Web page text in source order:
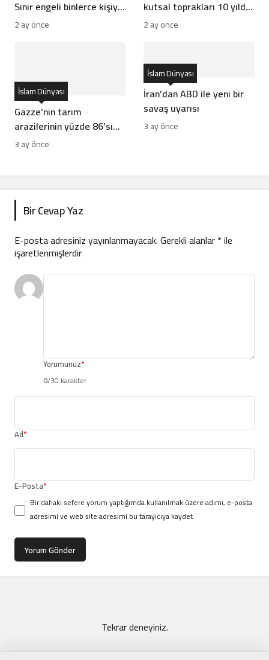
Sınır engeli binlerce kişiyi
vurdu
2 ay önce
kutsal toprakları 10 yılda
nasıl görüntüledi?
2 ay önce
Gazze’nin tarım
arazilerinin yüzde 86’sı
tahrip oldu
İslam Dünyası
3 ay önce
İran’dan ABD ile yeni bir
savaş uyarısı
İslam Dünyası
3 ay önce
Bir Cevap Yaz
E-posta adresiniz yayınlanmayacak.Gerekli alanlar*ile
işaretlenmişlerdir
Yorumunuz*
0/30 karakter
Ad*
E-Posta*
Bir dahaki sefere yorum yaptığımda kullanılmak üzere adımı, e-posta
adresimi ve web site adresimi bu tarayıcıya kaydet.
Yorum Gönder
Tekrar deneyiniz.